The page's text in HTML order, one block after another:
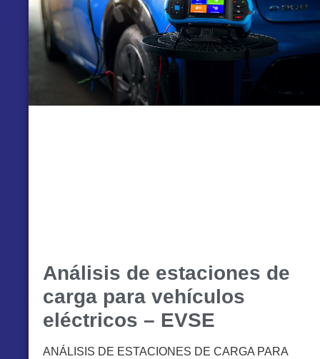
Análisis de estaciones de
carga para vehículos
eléctricos – EVSE
ANÁLISIS DE ESTACIONES DE CARGA PARA